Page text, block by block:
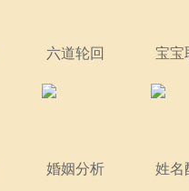
六道轮回 宝宝
婚姻分析 姓名